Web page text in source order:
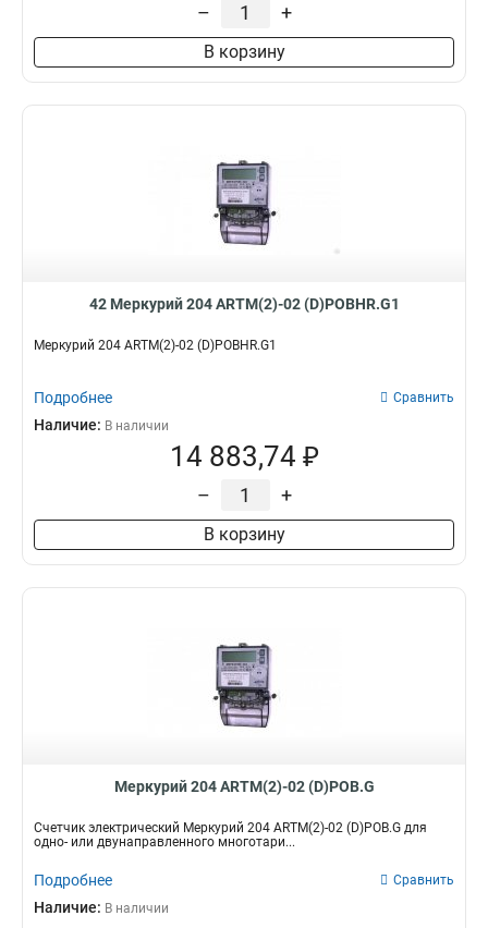
– +
В корзину
42 Меркурий 204 ARTM(2)-02 (D)POBHR.G1
Меркурий 204 ARTM(2)-02 (D)POBHR.G1
Подробнее Сравнить
Наличие: В наличии
14 883,74 ₽
– +
В корзину
Меркурий 204 ARTM(2)-02 (D)POB.G
Счетчик электрический Меркурий 204 ARTM(2)-02 (D)POB.G для
одно- или двунаправленного многотари...
Подробнее Сравнить
Наличие: В наличии